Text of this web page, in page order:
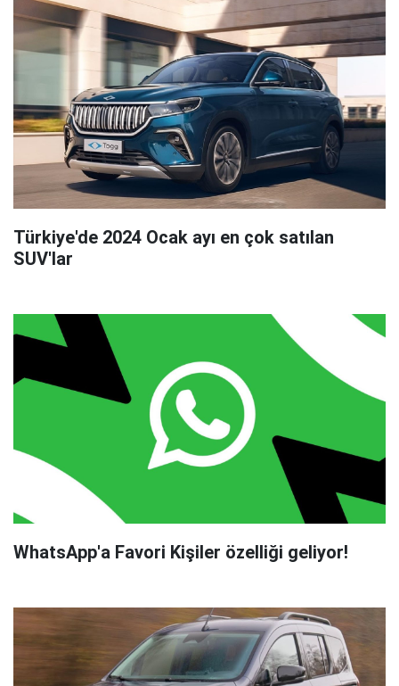
Türkiye'de 2024 Ocak ayı en çok satılan
SUV'lar
WhatsApp'a Favori Kişiler özelliği geliyor!